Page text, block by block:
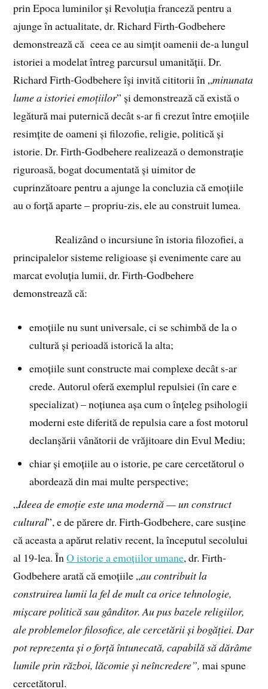
prin Epoca luminilor și Revoluția franceză pentru a
ajunge în actualitate, dr. Richard Firth-Godbehere
demonstrează că ceea ce au simțit oamenii de-a lungul
istoriei a modelat întreg parcursul umanității. Dr.
Richard Firth-Godbehere își invită cititorii în „minunata
lume a istoriei emoțiilor” și demonstrează că există o
legătură mai puternică decât s-ar fi crezut între emoțiile
resimțite de oameni și filozofie, religie, politică și
istorie. Dr. Firth-Godbehere realizează o demonstrație
riguroasă, bogat documentată și uimitor de
cuprinzătoare pentru a ajunge la concluzia că emoțiile
au o forță aparte – propriu-zis, ele au construit lumea.
Realizând o incursiune în istoria filozofiei, a
principalelor sisteme religioase și evenimente care au
marcat evoluția lumii, dr. Firth-Godbehere
demonstrează că:
emoțiile nu sunt universale, ci se schimbă de la o
cultură și perioadă istorică la alta;
emoțiile sunt constructe mai complexe decât s-ar
crede. Autorul oferă exemplul repulsiei (în care e
specializat) – noțiunea așa cum o înțeleg psihologii
moderni este diferită de repulsia care a fost motorul
declanșării vânătorii de vrăjitoare din Evul Mediu;
chiar și emoțiile au o istorie, pe care cercetătorul o
abordează din mai multe perspective;
„Ideea de emoție este una modernă — un construct
cultural”, e de părere dr. Firth-Godbehere, care susține
că aceasta a apărut relativ recent, la începutul secolului
al 19-lea. ÎnO istorie a emoțiilor umane, dr. Firth-
Godbehere arată că emoțiile „au contribuit la
construirea lumii la fel de mult ca orice tehnologie,
mișcare politică sau gânditor. Au pus bazele religiilor,
ale problemelor filosofice, ale cercetării și bogăției. Dar
pot reprezenta și o forță întunecată, capabilă să dărâme
lumile prin război, lăcomie și neîncredere”,mai spune
cercetătorul.